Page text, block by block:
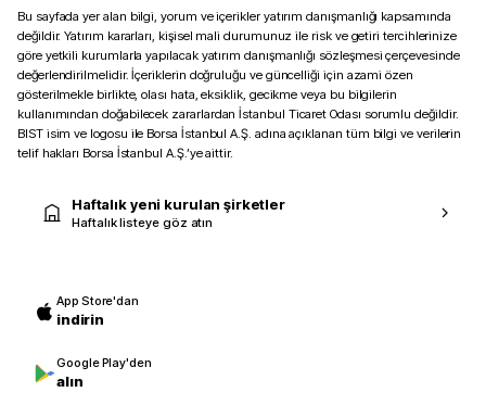
Bu sayfada yer alan bilgi, yorum ve içerikler yatırım danışmanlığı kapsamında
değildir. Yatırım kararları, kişisel mali durumunuz ile risk ve getiri tercihlerinize
göre yetkili kurumlarla yapılacak yatırım danışmanlığı sözleşmesi çerçevesinde
değerlendirilmelidir. İçeriklerin doğruluğu ve güncelliği için azami özen
gösterilmekle birlikte, olası hata, eksiklik, gecikme veya bu bilgilerin
kullanımından doğabilecek zararlardan İstanbul Ticaret Odası sorumlu değildir.
BIST isim ve logosu ile Borsa İstanbul A.Ş. adına açıklanan tüm bilgi ve verilerin
telif hakları Borsa İstanbul A.Ş.’ye aittir.
Haftalık yeni kurulan şirketler
Haftalık listeye göz atın
App Store'dan
indirin
Google Play'den
alın